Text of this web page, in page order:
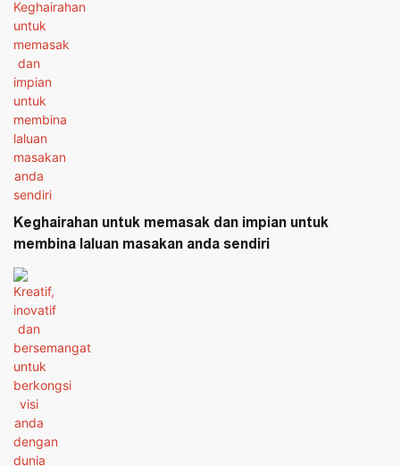
Keghairahan untuk memasak dan impian untuk
membina laluan masakan anda sendiri